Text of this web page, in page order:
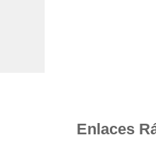
Enlaces